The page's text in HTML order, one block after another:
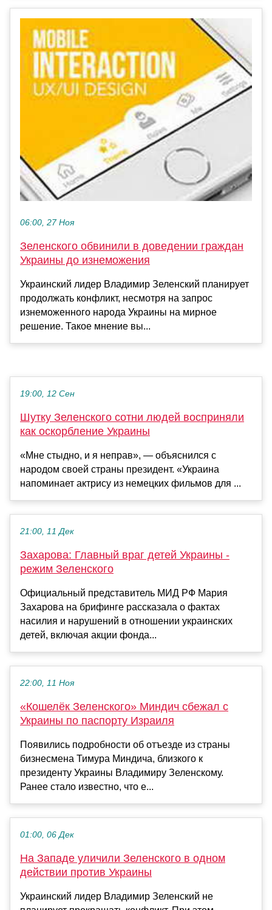
06:00, 27 Ноя
Зеленского обвинили в доведении граждан
Украины до изнеможения
Украинский лидер Владимир Зеленский планирует
продолжать конфликт, несмотря на запрос
изнеможенного народа Украины на мирное
решение. Такое мнение вы...
19:00, 12 Сен
Шутку Зеленского сотни людей восприняли
как оскорбление Украины
«Мне стыдно, и я неправ», — объяснился с
народом своей страны президент. «Украина
напоминает актрису из немецких фильмов для ...
21:00, 11 Дек
Захарова: Главный враг детей Украины -
режим Зеленского
Официальный представитель МИД РФ Мария
Захарова на брифинге рассказала о фактах
насилия и нарушений в отношении украинских
детей, включая акции фонда...
22:00, 11 Ноя
«Кошелёк Зеленского» Миндич сбежал с
Украины по паспорту Израиля
Появились подробности об отъезде из страны
бизнесмена Тимура Миндича, близкого к
президенту Украины Владимиру Зеленскому.
Ранее стало известно, что е...
01:00, 06 Дек
На Западе уличили Зеленского в одном
действии против Украины
Украинский лидер Владимир Зеленский не